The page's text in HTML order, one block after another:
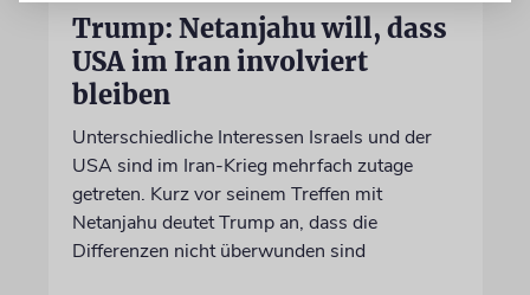
Trump: Netanjahu will, dass
USA im Iran involviert
bleiben
Unterschiedliche Interessen Israels und der
USA sind im Iran-Krieg mehrfach zutage
getreten. Kurz vor seinem Treffen mit
Netanjahu deutet Trump an, dass die
Differenzen nicht überwunden sind